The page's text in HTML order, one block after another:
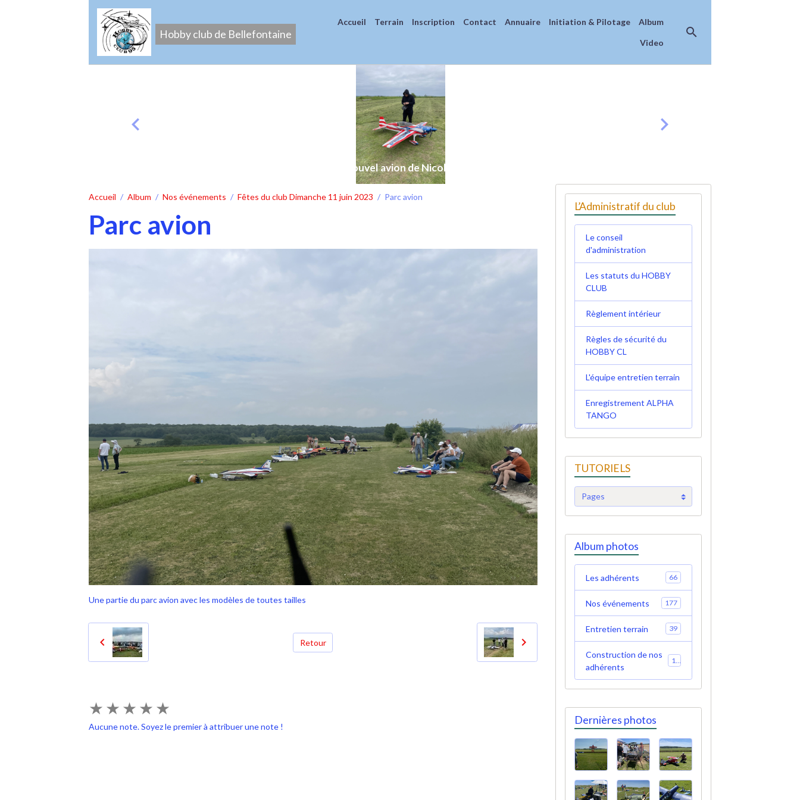
Hobby club de Bellefontaine
Accueil Terrain Inscription Contact Annuaire Initiation & Pilotage Album
Video
Nouvel avion de Nicolas
Accueil Album Nos événements Fêtes du club Dimanche 11 juin 2023 Parc avion
Parc avion
Une partie du parc avion avec les modèles de toutes tailles
Retour
★ ★ ★ ★ ★
Aucune note. Soyez le premier à attribuer une note !
L’Administratif du club
Le conseil
d'administration
Les statuts du HOBBY
CLUB
Règlement intérieur
Règles de sécurité du
HOBBY CL
L'équipe entretien terrain
Enregistrement ALPHA
TANGO
TUTORIELS
Album photos
Les adhérents 66
Nos événements 177
Entretien terrain 39
Construction de nos
adhérents
Dernières photos